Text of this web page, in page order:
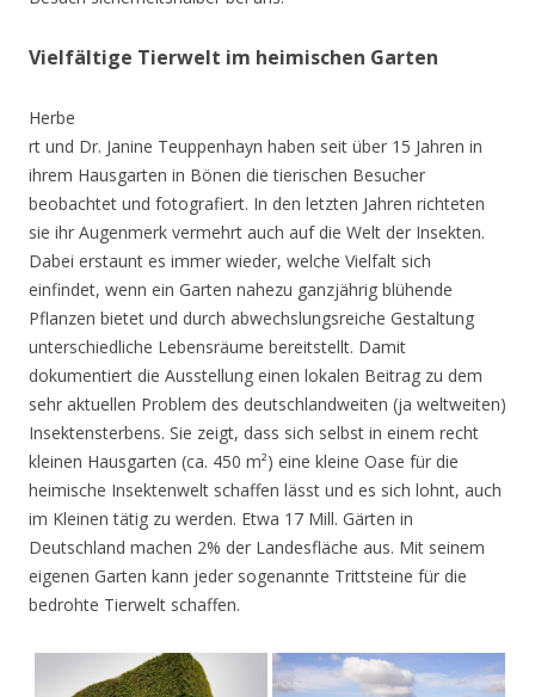
Vielfältige Tierwelt im heimischen Garten
Herbe
rt und Dr. Janine Teuppenhayn haben seit über 15 Jahren in
ihrem Hausgarten in Bönen die tierischen Besucher
beobachtet und fotografiert. In den letzten Jahren richteten
sie ihr Augenmerk vermehrt auch auf die Welt der Insekten.
Dabei erstaunt es immer wieder, welche Vielfalt sich
einfindet, wenn ein Garten nahezu ganzjährig blühende
Pflanzen bietet und durch abwechslungsreiche Gestaltung
unterschiedliche Lebensräume bereitstellt. Damit
dokumentiert die Ausstellung einen lokalen Beitrag zu dem
sehr aktuellen Problem des deutschlandweiten (ja weltweiten)
Insektensterbens. Sie zeigt, dass sich selbst in einem recht
kleinen Hausgarten (ca. 450 m²) eine kleine Oase für die
heimische Insektenwelt schaffen lässt und es sich lohnt, auch
im Kleinen tätig zu werden. Etwa 17 Mill. Gärten in
Deutschland machen 2% der Landesfläche aus. Mit seinem
eigenen Garten kann jeder sogenannte Trittsteine für die
bedrohte Tierwelt schaffen.